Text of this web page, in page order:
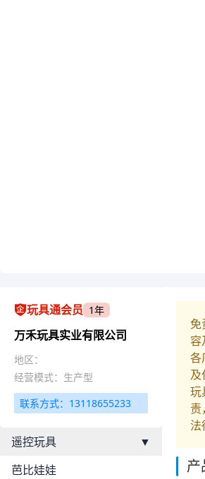
玩具通会员 1年
万禾玩具实业有限公司
地区：
经营模式：生产型
联系方式：13118655233
遥控玩具
▼
芭比娃娃
免
容
各
及
玩
责
法
产